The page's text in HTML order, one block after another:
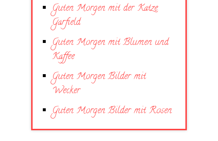
Guten Morgen mit der Katze
Garfield
Guten Morgen mit Blumen und
Kaffee
Guten Morgen Bilder mit
Wecker
Guten Morgen Bilder mit Rosen